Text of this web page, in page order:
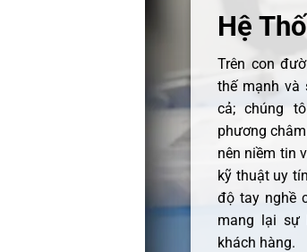
Hệ
Trên con
thế mạnh và
cả; chúng
phương
nên niềm tin
kỹ thuật uy
độ tay nghề
mang lại sự
khách hàng.